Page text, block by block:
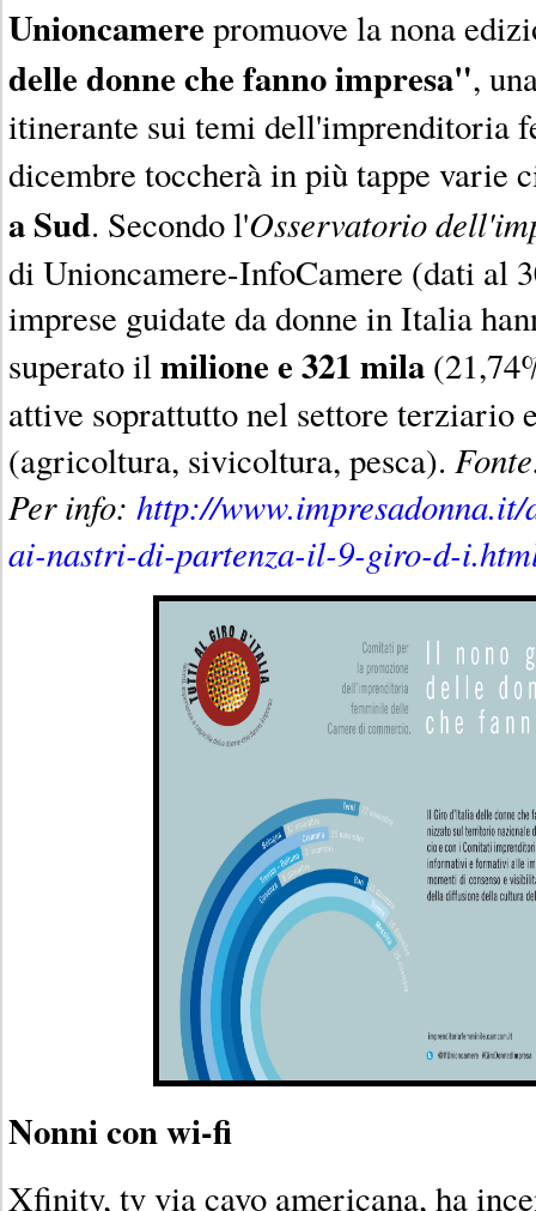
Unioncamere promuove la nona
delle donne che fanno impresa",
itinerante sui temi dell'imprenditoria
dicembre toccherà in più tappe varie
a Sud. Secondo l'Osservatorio
di Unioncamere-InfoCamere (dati al
imprese guidate da donne in Italia
superato ilmilione e 321 mila
attive soprattutto nel settore terziario
(agricoltura, sivicoltura, pesca).
Per info: http://
ai-nastri-di-partenza-il-9-giro-d-
Nonni con wi-fi
Xfinity, tv via cavo americana, ha